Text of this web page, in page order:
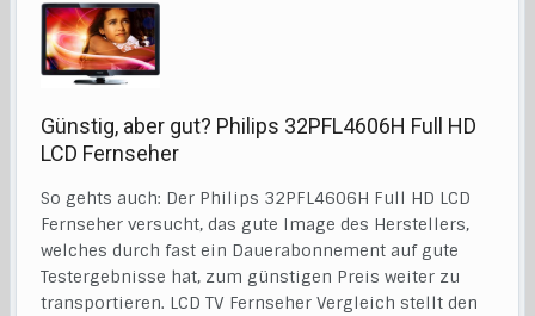
Günstig, aber gut? Philips 32PFL4606H Full HD
LCD Fernseher
So gehts auch: Der Philips 32PFL4606H Full HD LCD
Fernseher versucht, das gute Image des Herstellers,
welches durch fast ein Dauerabonnement auf gute
Testergebnisse hat, zum günstigen Preis weiter zu
transportieren. LCD TV Fernseher Vergleich stellt den